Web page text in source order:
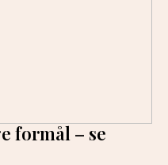
formål – se